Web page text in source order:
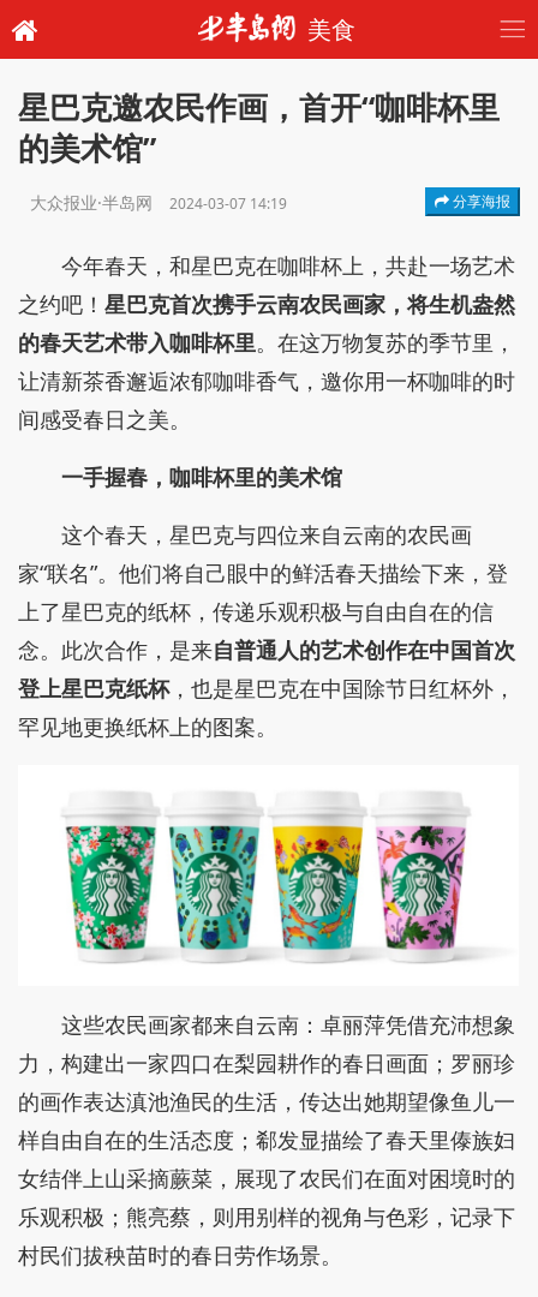
美食
星巴克邀农民作画，首开“咖啡杯里
的美术馆”
大众报业·半岛网 2024-03-07 14:19 分享海报
今年春天，和星巴克在咖啡杯上，共赴一场艺术
之约吧！ 星巴克首次携手云南农民画家，将生机盎然
的春天艺术带入咖啡杯里。在这万物复苏的季节里，
让清新茶香邂逅浓郁咖啡香气，邀你用一杯咖啡的时
间感受春日之美。
一手握春，咖啡杯里的美术馆
这个春天，星巴克与四位来自云南的农民画
家“联名”。他们将自己眼中的鲜活春天描绘下来，登
上了星巴克的纸杯，传递乐观积极与自由自在的信
念。此次合作，是来自普通人的艺术创作在中国首次
登上星巴克纸杯，也是星巴克在中国除节日红杯外，
罕见地更换纸杯上的图案。
这些农民画家都来自云南：卓丽萍凭借充沛想象
力，构建出一家四口在梨园耕作的春日画面；罗丽珍
的画作表达滇池渔民的生活，传达出她期望像鱼儿一
样自由自在的生活态度；郗发显描绘了春天里傣族妇
女结伴上山采摘蕨菜，展现了农民们在面对困境时的
乐观积极；熊亮蔡，则用别样的视角与色彩，记录下
村民们拔秧苗时的春日劳作场景。